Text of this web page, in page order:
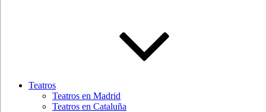
Teatros
Teatros en Madrid
Teatros en Cataluña